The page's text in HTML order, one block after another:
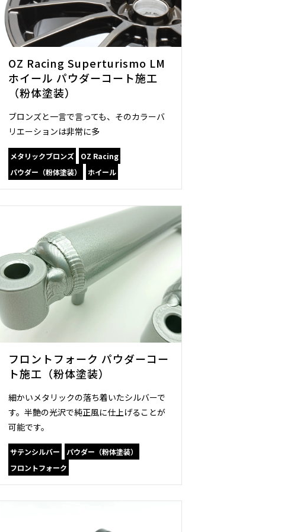
OZ Racing Superturismo LM
ホイール パウダーコート施工
（粉体塗装）
ブロンズと一言で言っても、そのカラーバ
リエーションは非常に多
メタリックブロンズ
OZ Racing
パウダー（粉体塗装）
ホイール
フロントフォーク パウダーコー
ト施工（粉体塗装）
細かいメタリックの落ち着いたシルバーで
す。半艶の光沢で純正風に仕上げることが
可能です。
サテンシルバー
パウダー（粉体塗装）
フロントフォーク